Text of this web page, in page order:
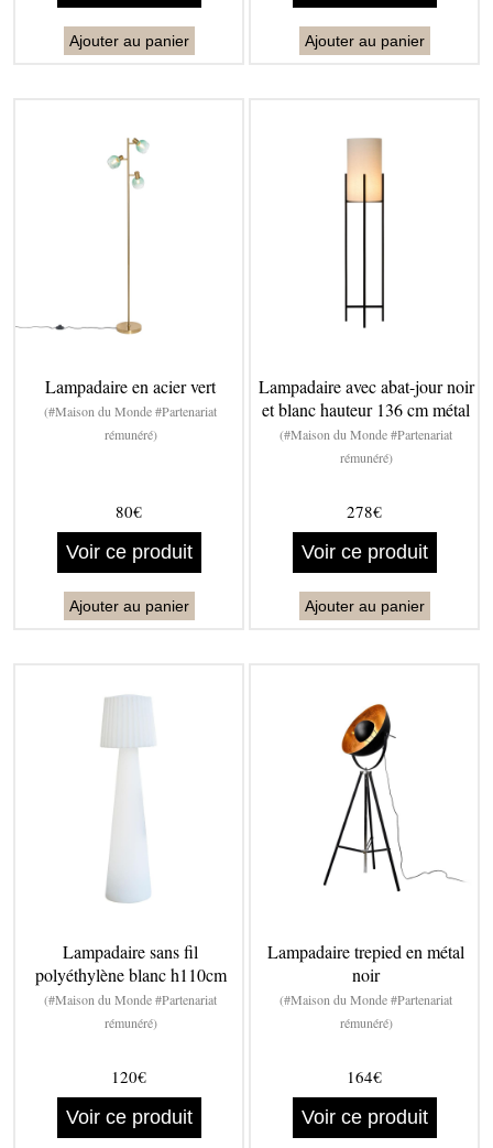
Ajouter au panier Ajouter au panier
Lampadaire en acier vert
(#Maison du Monde #Partenariat
rémunéré)
80€
Voir ce produit
Ajouter au panier
Lampadaire avec abat-jour noir
et blanc hauteur 136 cm métal
(#Maison du Monde #Partenariat
rémunéré)
278€
Voir ce produit
Ajouter au panier
Lampadaire sans fil
polyéthylène blanc h110cm
(#Maison du Monde #Partenariat
rémunéré)
120€
Voir ce produit
Lampadaire trepied en métal
noir
(#Maison du Monde #Partenariat
rémunéré)
164€
Voir ce produit